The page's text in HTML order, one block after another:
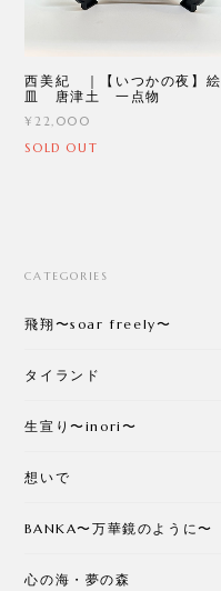
西美紀 ｜【いつかの夜】絵
皿 唐津土 一点物
¥22,000
SOLD OUT
CATEGORIES
飛翔〜soar freely〜
タイランド
生宣り〜inori〜
想いで
BANKA〜万華鏡のように〜
心の海・夢の森